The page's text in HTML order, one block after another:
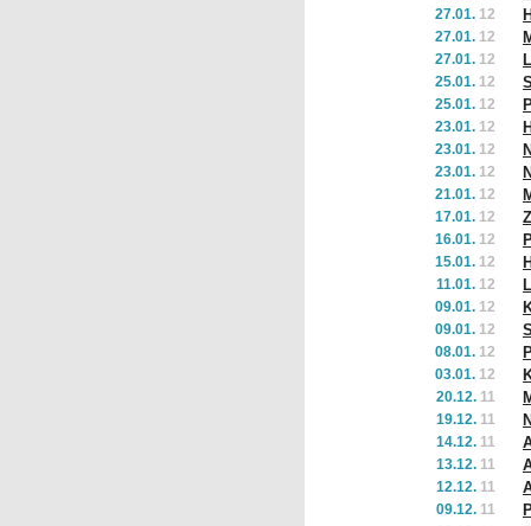
27.01. 12
27.01. 12
27.01. 12
25.01. 12
25.01. 12
23.01. 12
23.01. 12
23.01. 12
21.01. 12
17.01. 12
16.01. 12
15.01. 12
11.01. 12
09.01. 12
09.01. 12
08.01. 12
03.01. 12
20.12. 11
19.12. 11
14.12. 11
13.12. 11
12.12. 11
09.12. 11